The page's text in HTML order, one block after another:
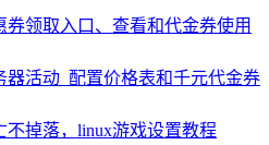
领取入口、查看和代金券使用
器活动_配置价格表和千元代金券
掉落，linux游戏设置教程